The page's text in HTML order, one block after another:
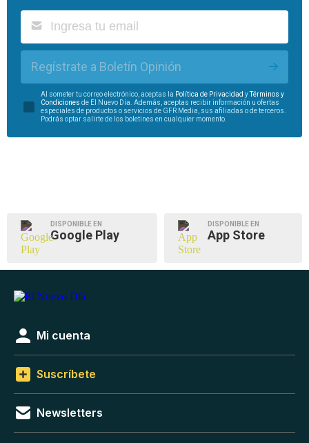
Regístrate a Boletín Opinión
Al someter tu correo electrónico, aceptas la Política de Privacidad yTérminos y
Condiciones de El Nuevo Día. Además, aceptas recibir información u ofertas
especiales de productos o servicios de GFR Media, sus afiliadas o de terceros.
Podrás optar salirte de los boletines en cualquier momento.
DISPONIBLE EN
Google Play
DISPONIBLE EN
App Store
Mi cuenta
Suscríbete
Newsletters